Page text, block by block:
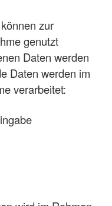
zur
genutzt
Daten werden
Daten werden im
verarbeitet: